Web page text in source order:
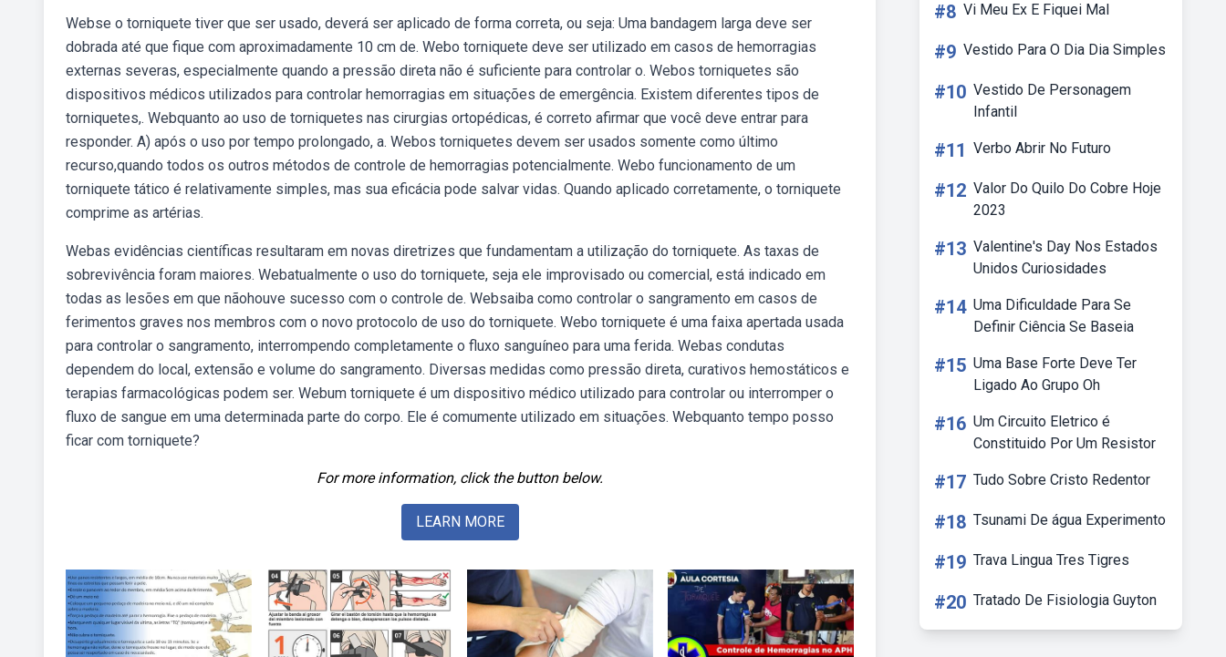
Webse o torniquete tiver que ser usado, deverá ser aplicado de forma correta, ou seja: Uma bandagem larga deve ser
dobrada até que fique com aproximadamente 10 cm de. Webo torniquete deve ser utilizado em casos de hemorragias
externas severas, especialmente quando a pressão direta não é suficiente para controlar o. Webos torniquetes são
dispositivos médicos utilizados para controlar hemorragias em situações de emergência. Existem diferentes tipos de
torniquetes,. Webquanto ao uso de torniquetes nas cirurgias ortopédicas, é correto afirmar que você deve entrar para
responder. A) após o uso por tempo prolongado, a. Webos torniquetes devem ser usados somente como último
recurso,quando todos os outros métodos de controle de hemorragias potencialmente. Webo funcionamento de um
torniquete tático é relativamente simples, mas sua eficácia pode salvar vidas. Quando aplicado corretamente, o torniquete
comprime as artérias.
Webas evidências científicas resultaram em novas diretrizes que fundamentam a utilização do torniquete. As taxas de
sobrevivência foram maiores. Webatualmente o uso do torniquete, seja ele improvisado ou comercial, está indicado em
todas as lesões em que nãohouve sucesso com o controle de. Websaiba como controlar o sangramento em casos de
ferimentos graves nos membros com o novo protocolo de uso do torniquete. Webo torniquete é uma faixa apertada usada
para controlar o sangramento, interrompendo completamente o fluxo sanguíneo para uma ferida. Webas condutas
dependem do local, extensão e volume do sangramento. Diversas medidas como pressão direta, curativos hemostáticos e
terapias farmacológicas podem ser. Webum torniquete é um dispositivo médico utilizado para controlar ou interromper o
fluxo de sangue em uma determinada parte do corpo. Ele é comumente utilizado em situações. Webquanto tempo posso
ficar com torniquete?
For more information, click the button below.
LEARN MORE
#8 Vi Meu Ex E Fiquei Mal
#9 Vestido Para O Dia Dia Simples
#10 Vestido De Personagem
Infantil
#11 Verbo Abrir No Futuro
#12 Valor Do Quilo Do Cobre Hoje
2023
#13 Valentine's Day Nos Estados
Unidos Curiosidades
#14 Uma Dificuldade Para Se
Definir Ciência Se Baseia
#15 Uma Base Forte Deve Ter
Ligado Ao Grupo Oh
#16 Um Circuito Eletrico é
Constituido Por Um Resistor
#17 Tudo Sobre Cristo Redentor
#18 Tsunami De água Experimento
#19 Trava Lingua Tres Tigres
#20 Tratado De Fisiologia Guyton